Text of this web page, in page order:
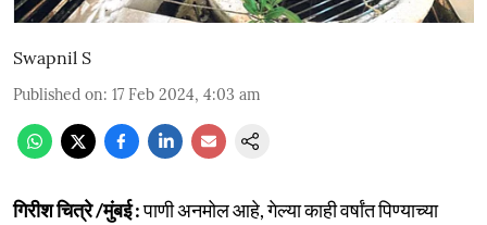
Swapnil S
Published on: 17 Feb 2024, 4:03 am
गिरीश चित्रे /मुंबई :पाणी अनमोल आहे, गेल्या काही वर्षांत पिण्याच्या